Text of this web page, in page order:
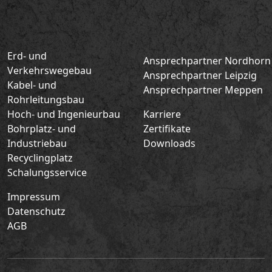
Erd- und
Verkehrswegebau
Kabel- und
Rohrleitungsbau
Hoch- und Ingenieurbau
Bohrplatz- und
Industriebau
Ansprechpartner Nordhorn
Ansprechpartner Leipzig
Ansprechpartner Meppen
Karriere
Zertifikate
Downloads
Recyclingplatz
Schalungsservice
Impressum
Datenschutz
AGB